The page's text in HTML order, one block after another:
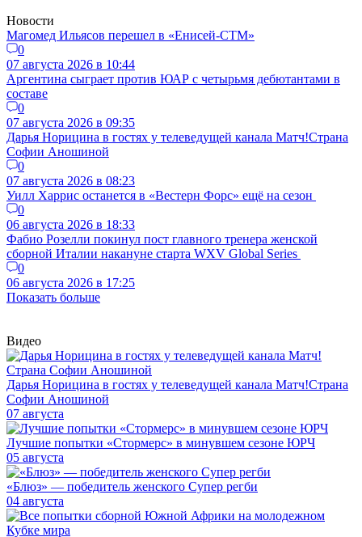
Новости
Магомед Ильясов перешел в «Енисей-СТМ»
0
07 августа 2026 в 10:44
Аргентина сыграет против ЮАР с четырьмя дебютантами в
составе
0
07 августа 2026 в 09:35
Дарья Норицина в гостях у телеведущей канала Матч!Страна
Софии Аношиной
0
07 августа 2026 в 08:23
Уилл Харрис останется в «Вестерн Форс» ещё на сезон
0
06 августа 2026 в 18:33
Фабио Розелли покинул пост главного тренера женской
сборной Италии накануне старта WXV Global Series
0
06 августа 2026 в 17:25
Показать больше
Видео
Дарья Норицина в гостях у телеведущей канала Матч!Страна
Софии Аношиной
07 августа
Лучшие попытки «Стормерс» в минувшем сезоне ЮРЧ
05 августа
«Блюз» — победитель женского Супер регби
04 августа